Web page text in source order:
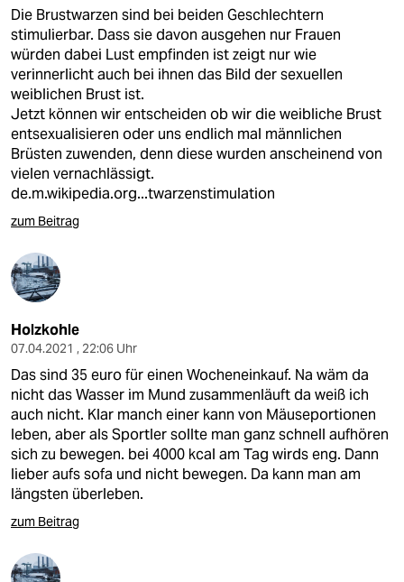
Die Brustwarzen sind bei beiden Geschlechtern
stimulierbar. Dass sie davon ausgehen nur Frauen
würden dabei Lust empfinden ist zeigt nur wie
verinnerlicht auch bei ihnen das Bild der sexuellen
weiblichen Brust ist.
Jetzt können wir entscheiden ob wir die weibliche Brust
entsexualisieren oder uns endlich mal männlichen
Brüsten zuwenden, denn diese wurden anscheinend von
vielen vernachlässigt.
de.m.wikipedia.org...twarzenstimulation
zum Beitrag
Holzkohle
07.04.2021 , 22:06 Uhr
Das sind 35 euro für einen Wocheneinkauf. Na wäm da
nicht das Wasser im Mund zusammenläuft da weiß ich
auch nicht. Klar manch einer kann von Mäuseportionen
leben, aber als Sportler sollte man ganz schnell aufhören
sich zu bewegen. bei 4000 kcal am Tag wirds eng. Dann
lieber aufs sofa und nicht bewegen. Da kann man am
längsten überleben.
zum Beitrag